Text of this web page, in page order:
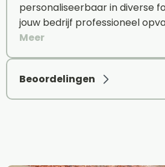
personaliseerbaar in diverse
jouw bedrijf professioneel
Meer
Beoordelingen